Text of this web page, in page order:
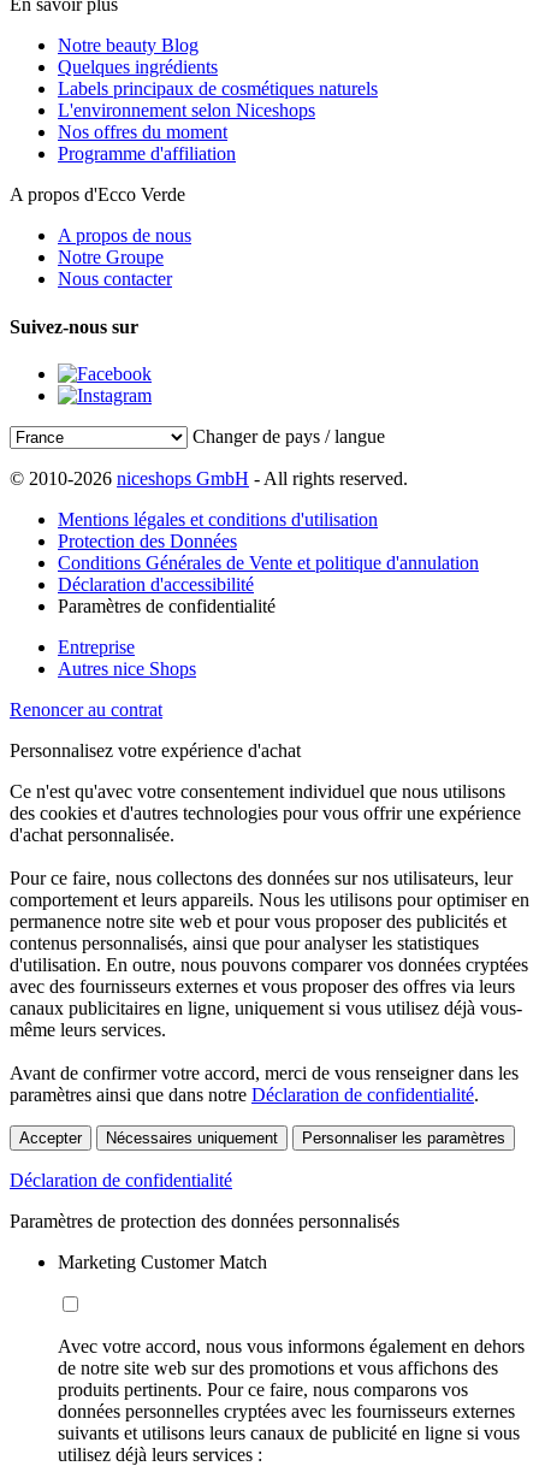
En savoir plus
Notre beauty Blog
Quelques ingrédients
Labels principaux de cosmétiques naturels
L'environnement selon Niceshops
Nos offres du moment
Programme d'affiliation
A propos d'Ecco Verde
A propos de nous
Notre Groupe
Nous contacter
Suivez-nous sur
Changer de pays / langue
© 2010-2026 niceshops GmbH - All rights reserved.
Mentions légales et conditions d'utilisation
Protection des Données
Conditions Générales de Vente et politique d'annulation
Déclaration d'accessibilité
Paramètres de confidentialité
Entreprise
Autres nice Shops
Renoncer au contrat
Personnalisez votre expérience d'achat
Ce n'est qu'avec votre consentement individuel que nous utilisons
des cookies et d'autres technologies pour vous offrir une expérience
d'achat personnalisée.
Pour ce faire, nous collectons des données sur nos utilisateurs, leur
comportement et leurs appareils. Nous les utilisons pour optimiser en
permanence notre site web et pour vous proposer des publicités et
contenus personnalisés, ainsi que pour analyser les statistiques
d'utilisation. En outre, nous pouvons comparer vos données cryptées
avec des fournisseurs externes et vous proposer des offres via leurs
canaux publicitaires en ligne, uniquement si vous utilisez déjà vous-
même leurs services.
Avant de confirmer votre accord, merci de vous renseigner dans les
paramètres ainsi que dans notre Déclaration de confidentialité.
Accepter Nécessaires uniquement Personnaliser les paramètres
Déclaration de confidentialité
Paramètres de protection des données personnalisés
Marketing Customer Match
Avec votre accord, nous vous informons également en dehors
de notre site web sur des promotions et vous affichons des
produits pertinents. Pour ce faire, nous comparons vos
données personnelles cryptées avec les fournisseurs externes
suivants et utilisons leurs canaux de publicité en ligne si vous
utilisez déjà leurs services :